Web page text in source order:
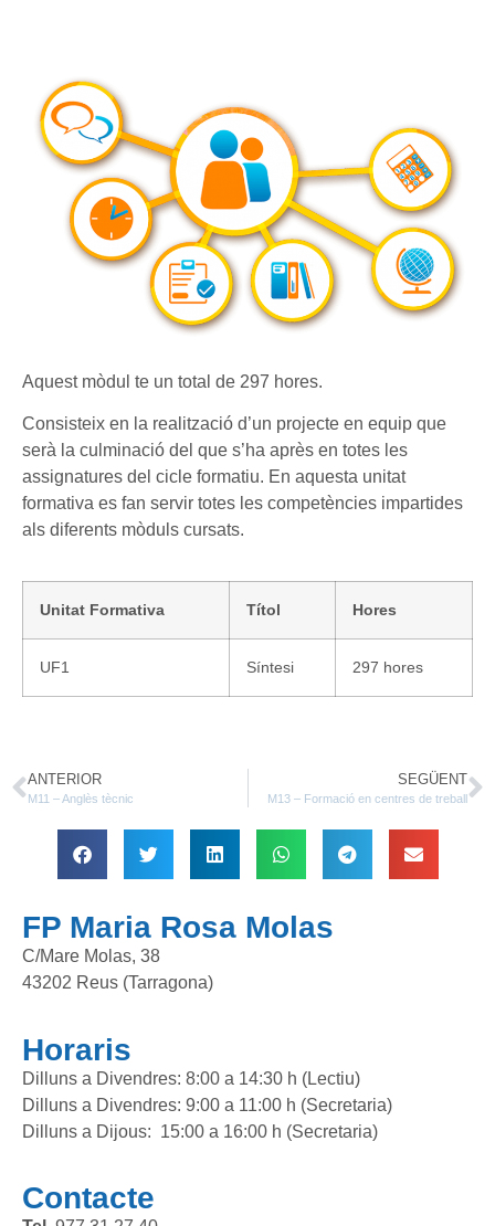
Aquest mòdul te un total de 297 hores.
Consisteix en la realització d’un projecte en equip que
serà la culminació del que s’ha après en totes les
assignatures del cicle formatiu. En aquesta unitat
formativa es fan servir totes les competències impartides
als diferents mòduls cursats.
Unitat Formativa Títol Hores
UF1 Síntesi 297 hores
ANTERIOR
M11 – Anglès tècnic
SEGÜENT
M13 – Formació en centres de treball
FP Maria Rosa Molas
C/Mare Molas, 38
43202 Reus (Tarragona)
Horaris
Dilluns a Divendres: 8:00 a 14:30 h (Lectiu)
Dilluns a Divendres: 9:00 a 11:00 h (Secretaria)
Dilluns a Dijous: 15:00 a 16:00 h (Secretaria)
Contacte